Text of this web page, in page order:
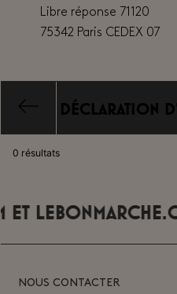
Libre réponse 71120
75342 Paris CEDEX 07
Déclaration
0 résultats
NOUS CONTACTER